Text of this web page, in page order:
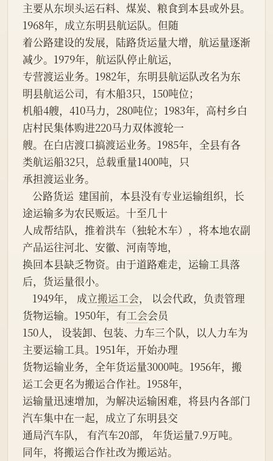
主要从东坝头运石料、煤炭、粮食到本县或外县。
1968年，成立东明县航运队。但随
着公路建设的发展，陆路货运量大增，航运量逐渐
减少。1979年，航运队停止航运，
专营渡运业务。1982年，东明县航运队改名为东
明县航运公司，有木船3只，150吨位；
机船4艘，410马力，280吨位；1983年，高村乡白
店村民集体购进220马力双体渡轮一
艘。在白店渡口搞渡运业务。1985年，全县有各
类航运船32只，总载重量1400吨，只
承担渡运业务。
途运输多为农民贩运。十至几十
人成帮结队，推着洪车（独轮木车），将本地农副
产品运往河北、安徽、河南等地，
换回本县缺乏物资。由于道路难走，运输工具落
后，货运量很小。
    1949年， 成立
搬运工会， 以会代政，负责管理
货物运输。1950年，有工会会员
150人， 设装卸、包装、力车三个队，以人力车为
主要运输工具。1951年，开始办理
货物运输业务，全年货运量3000吨。1956年，搬
运工会更名为搬运合作社。1958年，
运输量迅速增加，为解决运输困难，将县内各部门
汽车集中在一起，成立了东明县交
通局汽车队， 有汽车20部， 年货运量7.9万吨。
同年，将搬运合作社改为搬运站。